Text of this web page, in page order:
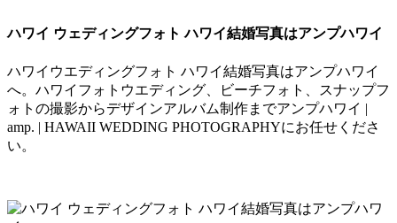
ハワイ ウェディングフォト ハワイ結婚写真はアンプハワイ
ハワイウエディングフォト ハワイ結婚写真はアンプハワイ
へ。ハワイフォトウエディング、ビーチフォト、スナップフ
ォトの撮影からデザインアルバム制作までアンプハワイ |
amp. | HAWAII WEDDING PHOTOGRAPHYにお任せくださ
い。